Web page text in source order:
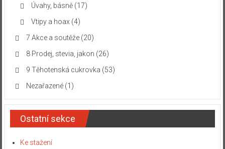
Úvahy, básně(17)
Vtipy a hoax (4)
7 Akce a soutěže(20)
8 Prodej, stevia, jakon (26)
9 Těhotenská cukrovka (53)
Nezařazené(1)
Ostatní sekce
Ke stažení